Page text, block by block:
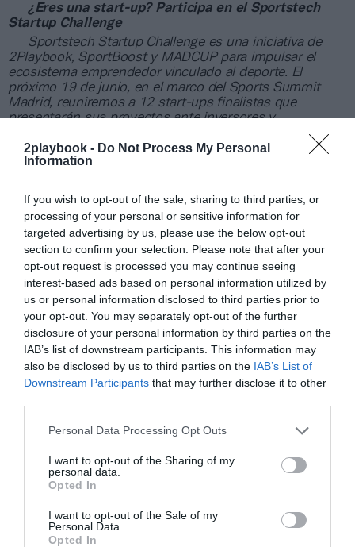
2playbook - Do Not Process My Personal
Information
If you wish to opt-out of the sale, sharing to third parties, or
processing of your personal or sensitive information for
targeted advertising by us, please use the below opt-out
section to confirm your selection. Please note that after your
opt-out request is processed you may continue seeing
interest-based ads based on personal information utilized by
us or personal information disclosed to third parties prior to
your opt-out. You may separately opt-out of the further
disclosure of your personal information by third parties on the
IAB’s list of downstream participants. This information may
also be disclosed by us to third parties on the IAB’s List of
Downstream Participants that may further disclose it to other
Personal Data Processing Opt Outs
I want to opt-out of the Sharing of my
personal data.
Opted In
I want to opt-out of the Sale of my
Personal Data.
Opted In
Rfef
Nombramiento
¿Eres una start-up? Participa en el Sportstech
Startup Challenge
Sportstech Startup Challenge es una iniciativa de
2Playbook, SportBoost y MADCUP para impulsar el
ecosistema emprendedor vinculado al deporte. El
próximo 19 de junio, en el marco del Sports Summit
Madrid, reuniremos a 12 start-ups finalistas que
presentarán sus proyectos ante inversores y
profesionales de la industria. La participación es gratuita
y el plazo para presentar candidatura está abierto hasta
el 9 de mayo. Las start-ups seleccionadas optarán a un
una solución innovadora para el sector, este es tu
espacio. Más información y acceso al formulario en
siguiente enlace .
Añadir 2Playbook
como fuente preferida de Google
de forma gratuita
Mantente informado con las últimas noticias de actualidad.
ACTIVAR AHORA
Compartir